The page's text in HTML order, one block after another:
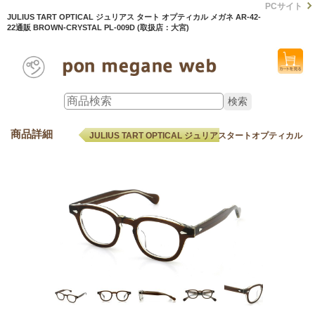
JULIUS TART OPTICAL ジュリアス タート オプティカル メガネ AR-42-
22通販 BROWN-CRYSTAL PL-009D (取扱店：大宮)
PCサイト
商品詳細 JULIUS TART OPTICAL ジュリアスタートオプティカル